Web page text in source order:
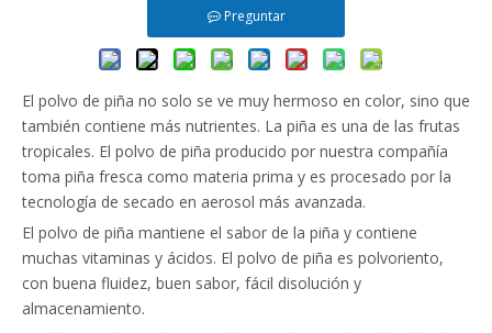
Preguntar
El polvo de piña no solo se ve muy hermoso en color, sino que
también contiene más nutrientes. La piña es una de las frutas
tropicales. El polvo de piña producido por nuestra compañía
toma piña fresca como materia prima y es procesado por la
tecnología de secado en aerosol más avanzada.
El polvo de piña mantiene el sabor de la piña y contiene
muchas vitaminas y ácidos. El polvo de piña es polvoriento,
con buena fluidez, buen sabor, fácil disolución y
almacenamiento.